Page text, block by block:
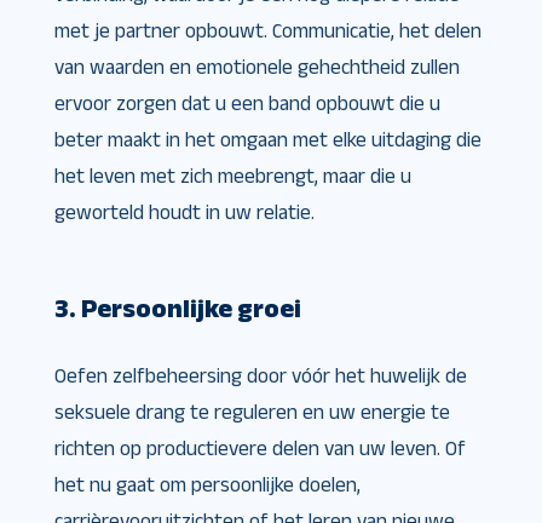
met je partner opbouwt. Communicatie, het delen
van waarden en emotionele gehechtheid zullen
ervoor zorgen dat u een band opbouwt die u
beter maakt in het omgaan met elke uitdaging die
het leven met zich meebrengt, maar die u
geworteld houdt in uw relatie.
3. Persoonlijke groei
Oefen zelfbeheersing door vóór het huwelijk de
seksuele drang te reguleren en uw energie te
richten op productievere delen van uw leven. Of
het nu gaat om persoonlijke doelen,